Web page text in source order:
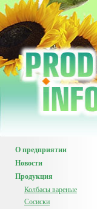
О предприятии
Новости
Продукция
Колбасы вареные
Сосиски